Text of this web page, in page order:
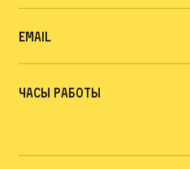
Email
Часы работы